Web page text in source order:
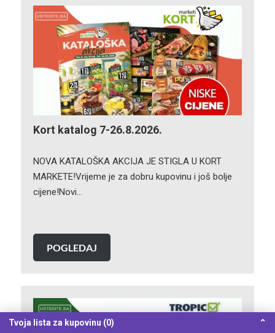
Kort katalog 7-26.8.2026.
NOVA KATALOŠKA AKCIJA JE STIGLA U KORT
MARKETE!Vrijeme je za dobru kupovinu i još bolje
cijene!Novi…
POGLEDAJ
Tvoja lista za kupovinu (0) ⌃